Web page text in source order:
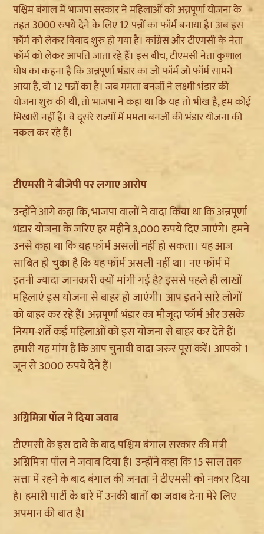
पश्चिम बंगाल में भाजपा सरकार ने महिलाओं को अन्नपूर्णा योजना के
तहत 3000 रुपये देने के लिए 12 पन्नों का फॉर्म बनाया है। अब इस
फॉर्म को लेकर विवाद शुरु हो गया है। कांग्रेस और टीएमसी के नेता
फॉर्म को लेकर आपत्ति जाता रहे हैं। इस बीच, टीएमसी नेता कुणाल
घोष का कहना है कि अन्नपूर्णा भंडार का जो फॉर्म जो फॉर्म सामने
आया है, वो 12 पन्नों का है। जब ममता बनर्जी ने लक्ष्मी भंडार की
योजना शुरु की थी, तो भाजपा ने कहा था कि यह तो भीख है, हम कोई
भिखारी नहीं हैं। वे दूसरे राज्यों में ममता बनर्जी की भंडार योजना की
नकल कर रहे हैं।
टीएमसी ने बीजेपी पर लगाए आरोप
उन्होंने आगे कहा कि, भाजपा वालों ने वादा किया था कि अन्नपूर्णा
भंडार योजना के जरिए हर महीने 3,000 रुपये दिए जाएंगे। हमने
उनसे कहा था कि यह फॉर्म असली नहीं हो सकता। यह आज
साबित हो चुका है कि यह फॉर्म असली नहीं था। नए फॉर्म में
इतनी ज्यादा जानकारी क्यों मांगी गई है? इससे पहले ही लाखों
महिलाएं इस योजना से बाहर हो जाएंगी। आप इतने सारे लोगों
को बाहर कर रहे हैं। अन्नपूर्णा भंडार का मौजूदा फॉर्म और उसके
नियम-शर्तें कई महिलाओं को इस योजना से बाहर कर देते हैं।
हमारी यह मांग है कि आप चुनावी वादा जरुर पूरा करें। आपको 1
जून से 3000 रुपये देने हैं।
अग्निमित्रा पॉल ने दिया जवाब
टीएमसी के इस दावे के बाद पश्चिम बंगाल सरकार की मंत्री
अग्निमित्रा पॉल ने जवाब दिया है। उन्होंने कहा कि 15 साल तक
सत्ता में रहने के बाद बंगाल की जनता ने टीएमसी को नकार दिया
है। हमारी पार्टी के बारे में उनकी बातों का जवाब देना मेरे लिए
अपमान की बात है।